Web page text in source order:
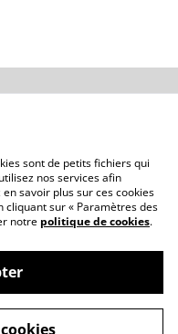
Revendeurs
Corse
sont de petits fichiers qui
nos services afin
savoir plus sur ces cookies
sur « Paramètres des
notre politique de cookies.